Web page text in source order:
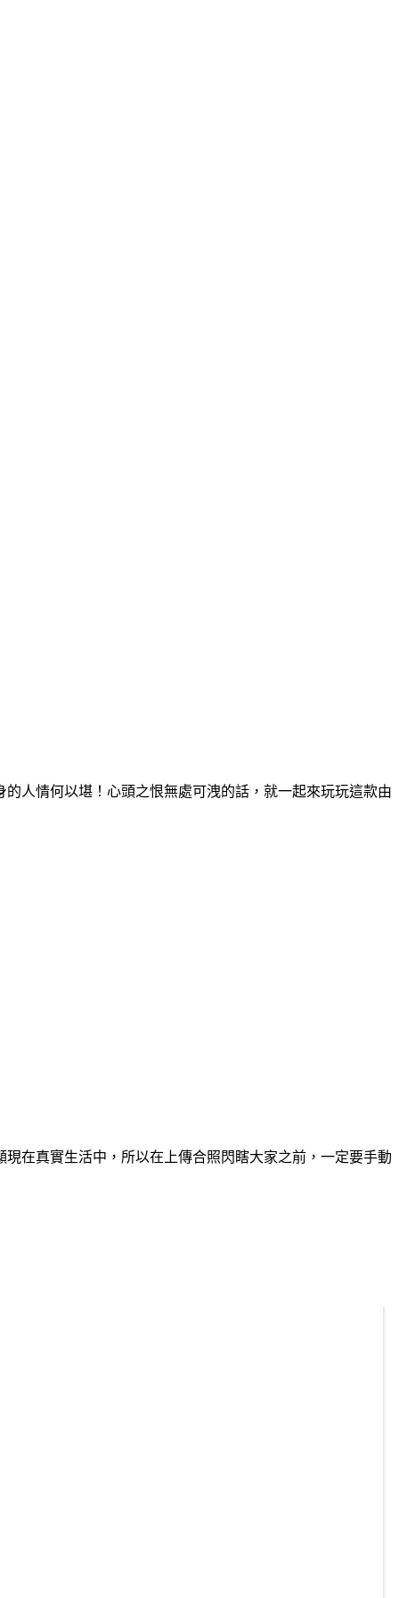
人情何以堪！心頭之恨無處可洩的話，就一起來玩玩這款由
在真實生活中，所以在上傳合照閃瞎大家之前，一定要手動